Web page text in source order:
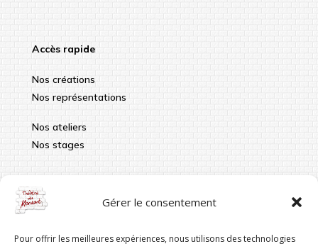
Gérer le consentement
Pour offrir les meilleures expériences, nous utilisons des technologies
Accès rapide
Nos créations
Nos représentations
Nos ateliers
Nos stages
Infos pratiques